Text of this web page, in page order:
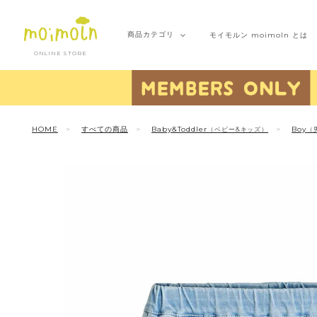
ONLINE STORE
商品カテゴリ モイモルン moimoln とは
HOME すべての商品 Baby&Toddler （ベビー&キッズ） Boy